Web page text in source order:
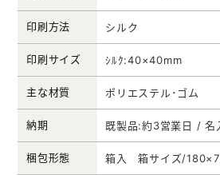
扇子本舗
ノベルティグッ
印刷方法 シルク
印刷サイズ ｼﾙｸ:40×40mm
主な材質 ポリエステル･ゴム
納期 既製品:約3営業日 / 名
梱包形態 箱入 箱サイズ/